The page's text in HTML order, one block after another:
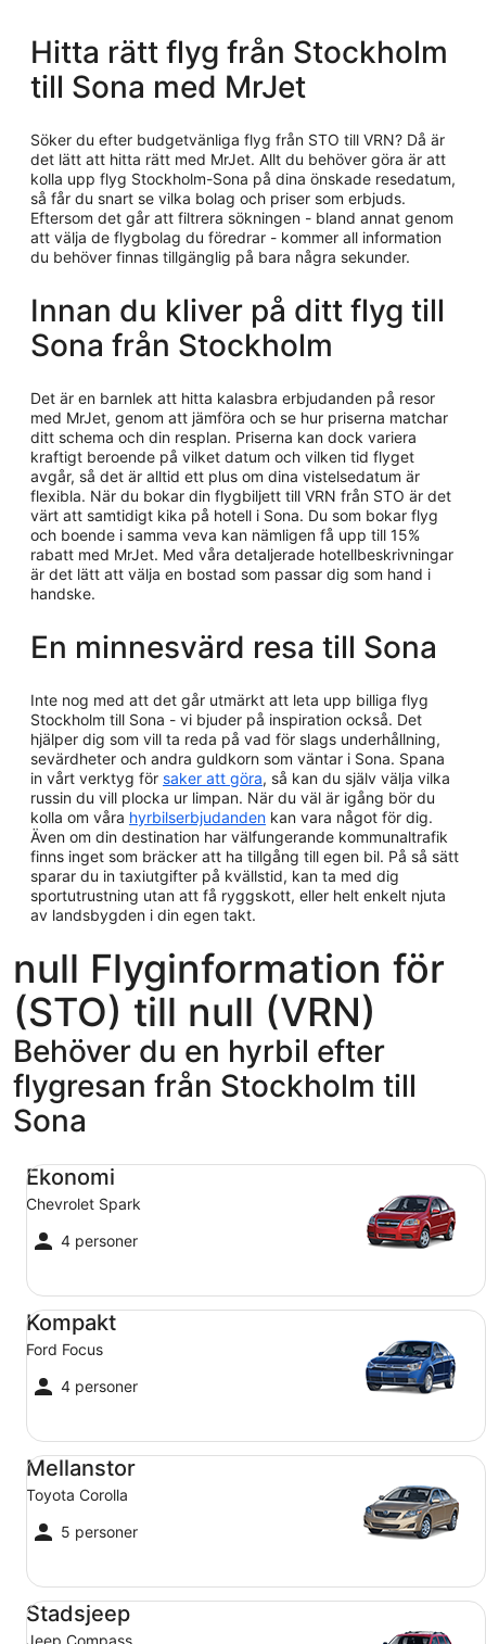
Hitta rätt flyg från Stockholm
till Sona med MrJet
Söker du efter budgetvänliga flyg från STO till VRN? Då är
det lätt att hitta rätt med MrJet. Allt du behöver göra är att
kolla upp flyg Stockholm-Sona på dina önskade resedatum,
så får du snart se vilka bolag och priser som erbjuds.
Eftersom det går att filtrera sökningen - bland annat genom
att välja de flygbolag du föredrar - kommer all information
du behöver finnas tillgänglig på bara några sekunder.
Innan du kliver på ditt flyg till
Sona från Stockholm
Det är en barnlek att hitta kalasbra erbjudanden på resor
med MrJet, genom att jämföra och se hur priserna matchar
ditt schema och din resplan. Priserna kan dock variera
kraftigt beroende på vilket datum och vilken tid flyget
avgår, så det är alltid ett plus om dina vistelsedatum är
flexibla. När du bokar din flygbiljett till VRN från STO är det
värt att samtidigt kika på hotell i Sona. Du som bokar flyg
och boende i samma veva kan nämligen få upp till 15%
rabatt med MrJet. Med våra detaljerade hotellbeskrivningar
är det lätt att välja en bostad som passar dig som hand i
handske.
En minnesvärd resa till Sona
Inte nog med att det går utmärkt att leta upp billiga flyg
Stockholm till Sona - vi bjuder på inspiration också. Det
hjälper dig som vill ta reda på vad för slags underhållning,
sevärdheter och andra guldkorn som väntar i Sona. Spana
in vårt verktyg för saker att göra, så kan du själv välja vilka
russin du vill plocka ur limpan. När du väl är igång bör du
kolla om våra hyrbilserbjudanden kan vara något för dig.
Även om din destination har välfungerande kommunaltrafik
finns inget som bräcker att ha tillgång till egen bil. På så sätt
sparar du in taxiutgifter på kvällstid, kan ta med dig
sportutrustning utan att få ryggskott, eller helt enkelt njuta
av landsbygden i din egen takt.
null Flyginformation för
(STO) till null (VRN)
Behöver du en hyrbil efter
flygresan från Stockholm till
Sona
Ekonomi
Chevrolet Spark
4 personer
Ekonomi Chevrolet Spark
Kompakt
Ford Focus
4 personer
Kompakt Ford Focus
Mellanstor
Toyota Corolla
5 personer
Mellanstor Toyota Corolla
Stadsjeep
Jeep Compass
Stadsjeep Jeep Compass